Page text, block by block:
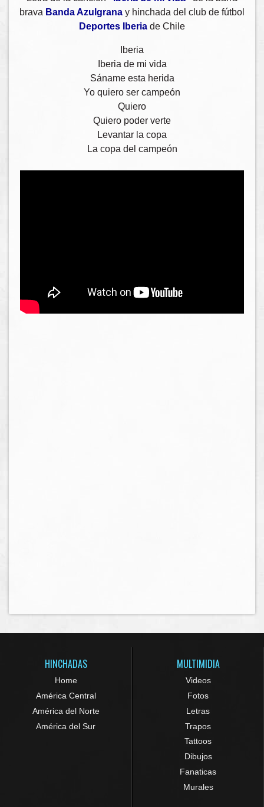
brava Banda Azulgrana y hinchada del club de fútbol
Deportes Iberia de Chile
Iberia
Iberia de mi vida
Sáname esta herida
Yo quiero ser campeón
Quiero
Quiero poder verte
Levantar la copa
La copa del campeón
HINCHADAS
Home
América Central
América del Norte
América del Sur
MULTIMIDIA
Videos
Fotos
Letras
Trapos
Tattoos
Dibujos
Fanaticas
Murales